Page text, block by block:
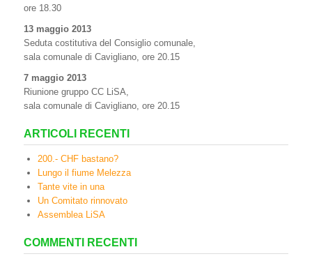
ore 18.30
13 maggio 2013
Seduta costitutiva del Consiglio comunale,
sala comunale di Cavigliano, ore 20.15
7 maggio 2013
Riunione gruppo CC LiSA,
sala comunale di Cavigliano, ore 20.15
ARTICOLI RECENTI
200.- CHF bastano?
Lungo il fiume Melezza
Tante vite in una
Un Comitato rinnovato
Assemblea LiSA
COMMENTI RECENTI